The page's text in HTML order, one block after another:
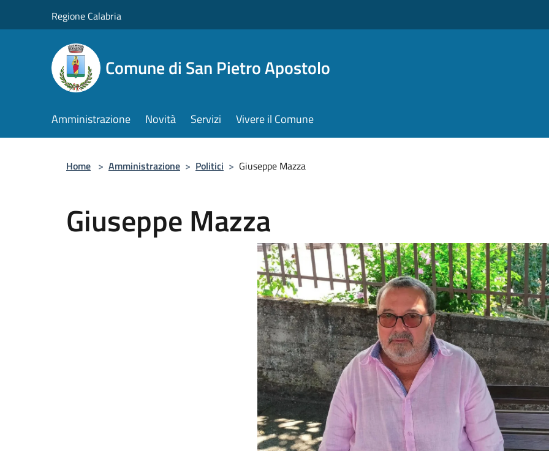
Regione Calabria
Comune di San Pietro Apostolo
Amministrazione Novità Servizi Vivere il Comune
Home > Amministrazione > Politici > Giuseppe Mazza
Giuseppe Mazza